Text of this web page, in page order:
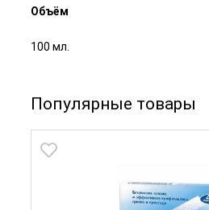
Объём
100 мл.
Популярные товары